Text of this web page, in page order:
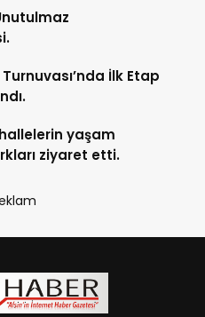
İlk Etap
yaşam
ziyaret etti.